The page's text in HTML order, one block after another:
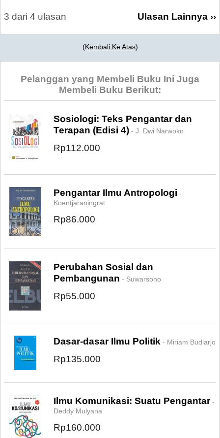
3 dari 4 ulasan Ulasan Lainnya ››
(Kembali Ke Atas)
Pelanggan yang Membeli Buku Ini Juga
Membeli Buku Berikut:
Sosiologi: Teks Pengantar dan
Terapan (Edisi 4) - J. Dwi Narwoko
Rp112.000
Pengantar Ilmu Antropologi -
Koentjaraningrat
Rp86.000
Perubahan Sosial dan
Pembangunan - Suwarsono
Rp55.000
Dasar-dasar Ilmu Politik - Miriam Budiarjo
Rp135.000
Ilmu Komunikasi: Suatu Pengantar-
Deddy Mulyana
Rp160.000